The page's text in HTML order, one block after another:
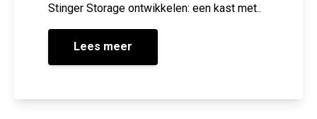
Stinger Storage ontwikkelen: een kast met..
Lees meer